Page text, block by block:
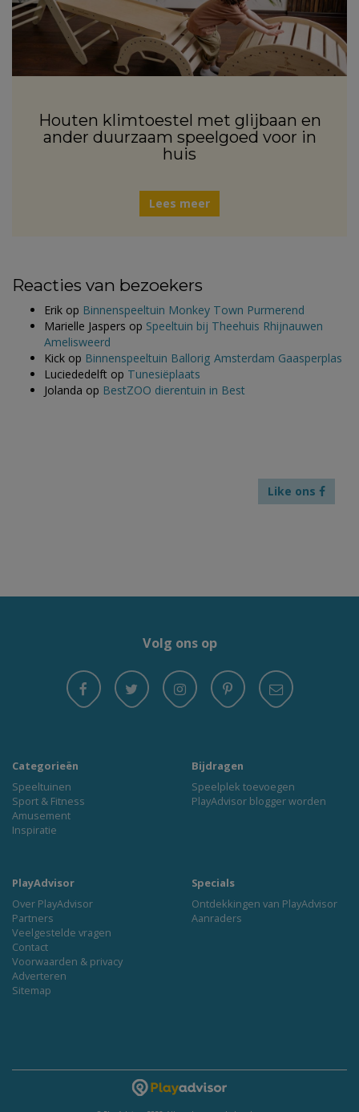
Houten klimtoestel met glijbaan en
ander duurzaam speelgoed voor in
huis
Lees meer
Reacties van bezoekers
Erik op Binnenspeeltuin Monkey Town Purmerend
Marielle Jaspers op Speeltuin bij Theehuis Rhijnauwen
Amelisweerd
Kick op Binnenspeeltuin Ballorig Amsterdam Gaasperplas
Luciededelft op Tunesiëplaats
Jolanda op BestZOO dierentuin in Best
Like ons
Volg ons op
Categorieën
Speeltuinen
Sport & Fitness
Amusement
Inspiratie
Bijdragen
Speelplek toevoegen
PlayAdvisor blogger worden
PlayAdvisor
Over PlayAdvisor
Partners
Veelgestelde vragen
Contact
Voorwaarden & privacy
Adverteren
Sitemap
Specials
Ontdekkingen van PlayAdvisor
Aanraders